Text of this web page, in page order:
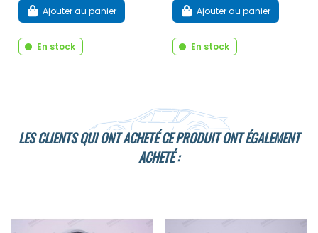
Ajouter au panier
En stock
Ajouter au panier
En stock
LES CLIENTS QUI ONT ACHETÉ CE PRODUIT ONT ÉGALEMENT
ACHETÉ :